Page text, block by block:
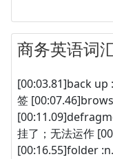
商务英语词
[00:03.81]back up
签
挂了；无法运作
[00:16.55]folder